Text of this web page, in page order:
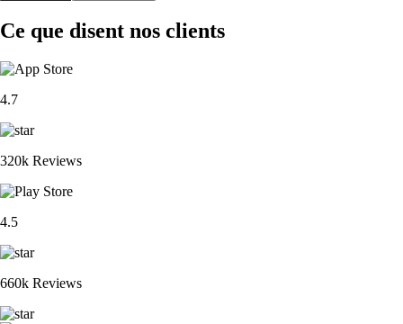
Ce que disent nos clients
4.7
320k Reviews
4.5
660k Reviews